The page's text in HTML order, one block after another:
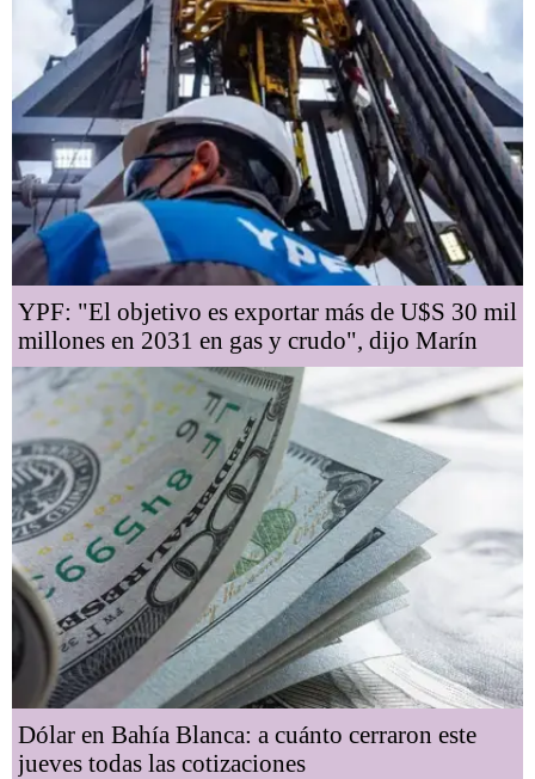
YPF: "El objetivo es exportar más de U$S 30 mil
millones en 2031 en gas y crudo", dijo Marín
Dólar en Bahía Blanca: a cuánto cerraron este
jueves todas las cotizaciones